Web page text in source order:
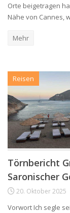
Orte beigetragen
Nähe von Cannes,
Mehr
Reisen
Törnbericht
Saronischer
20. Oktober 2025
Vorwort Ich segle